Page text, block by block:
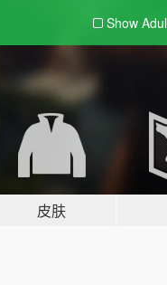
Show
皮肤